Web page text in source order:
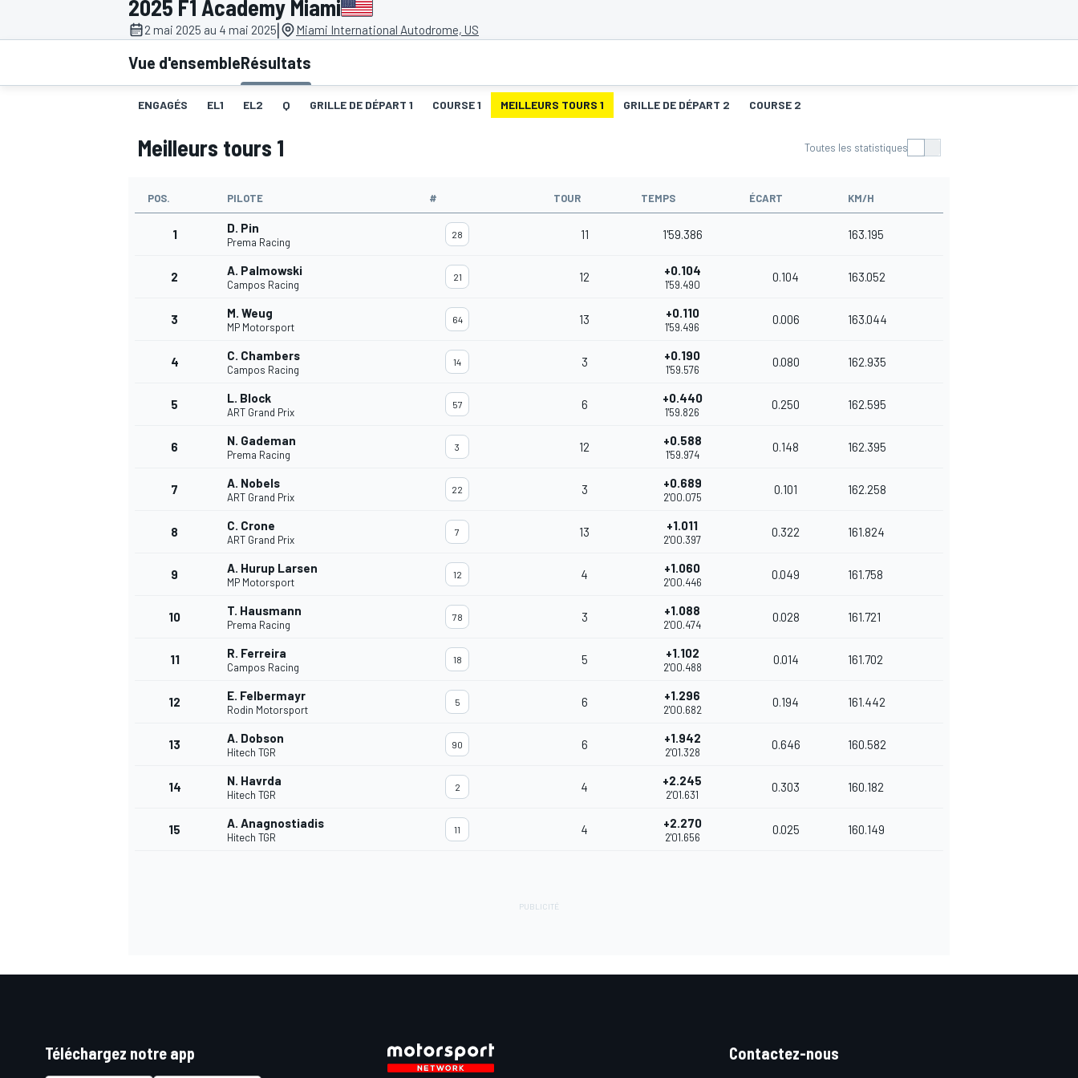
2025 F1 Academy Miami
2 mai 2025 au 4 mai 2025| Miami International Autodrome, US
Vue d'ensembleRésultats
ENGAGÉS EL1 EL2 Q GRILLE DE DÉPART 1 COURSE 1 MEILLEURS TOURS 1 GRILLE DE DÉPART 2 COURSE 2
Meilleurs tours 1 Toutes les statistiques
POS. PILOTE # TOUR TEMPS ÉCART KM/H
1 D. Pin
Prema Racing
28 11 1'59.386 163.195
2 A. Palmowski
Campos Racing
21 12 +0.104
1'59.490
0.104 163.052
3 M. Weug
MP Motorsport
64 13 +0.110
1'59.496
0.006 163.044
4 C. Chambers
Campos Racing
14 3 +0.190
1'59.576
0.080 162.935
5 L. Block
ART Grand Prix
57 6 +0.440
1'59.826
0.250 162.595
6 N. Gademan
Prema Racing
3 12 +0.588
1'59.974
0.148 162.395
7 A. Nobels
ART Grand Prix
22 3 +0.689
2'00.075
0.101 162.258
8 C. Crone
ART Grand Prix
7 13 +1.011
2'00.397
0.322 161.824
9 A. Hurup Larsen
MP Motorsport
12 4 +1.060
2'00.446
0.049 161.758
10 T. Hausmann
Prema Racing
78 3 +1.088
2'00.474
0.028 161.721
11 R. Ferreira
Campos Racing
18 5 +1.102
2'00.488
0.014 161.702
12 E. Felbermayr
Rodin Motorsport
5 6 +1.296
2'00.682
0.194 161.442
13 A. Dobson
Hitech TGR
90 6 +1.942
2'01.328
0.646 160.582
14 N. Havrda
Hitech TGR
2 4 +2.245
2'01.631
0.303 160.182
15 A. Anagnostiadis
Hitech TGR
11 4 +2.270
2'01.656
0.025 160.149
Téléchargez notre app Contactez-nous